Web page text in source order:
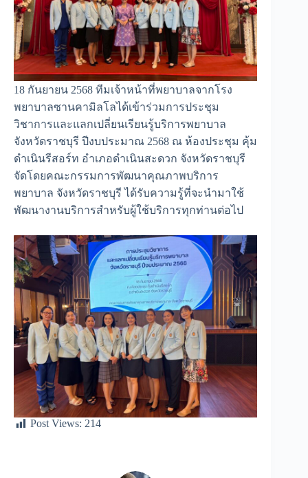
18 กันยายน 2568 ทีมเจ้าหน้าที่พยาบาลจากโรง
พยาบาลซานคามิลโลได้เข้าร่วมการประชุม
วิชาการและแลกเปลี่ยนเรียนรู้บริการพยาบาล
จังหวัดราชบุรี ปีงบประมาณ 2568 ณ ห้องประชุม คุ้ม
ดำเนินรีสอร์ท อำเภอดำเนินสะดวก จังหวัดราชบุรี
จัดโดยคณะกรรมการพัฒนาคุณภาพบริการ
พยาบาล จังหวัดราชบุรี ได้รับความรู้ที่จะนำมาใช้
พัฒนางานบริการสำหรับผู้ใช้บริการทุกท่านต่อไป
Post Views: 214